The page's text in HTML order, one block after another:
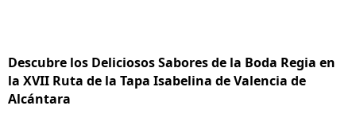
Descubre los Deliciosos Sabores de la Boda Regia en
la XVII Ruta de la Tapa Isabelina de Valencia de
Alcántara